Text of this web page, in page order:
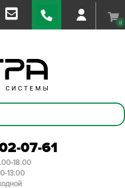
0
07-61
18.00
13.00